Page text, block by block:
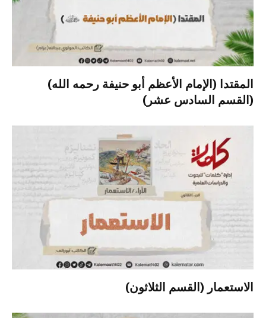
المقتدا (الإمام الأعظم أبو حنيفة رحمه الله)
(القسم السادس عشر)
الاستعمار (القسم الثلاثون)